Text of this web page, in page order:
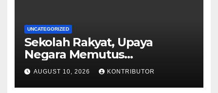
UNCATEGORIZED
Sekolah Rakyat, Upaya
Negara Memutus
Kemiskinan Antargenerasi
AUGUST 10, 2026 KONTRIBUTOR